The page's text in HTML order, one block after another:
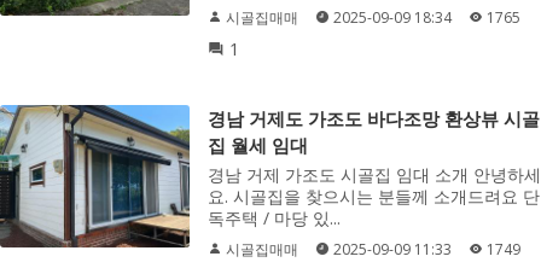
시골집매매 2025-09-09 18:34 1765
1
경남 거제도 가조도 바다조망 환상뷰 시골
집 월세 임대
경남 거제 가조도 시골집 임대 소개 안녕하세
요. 시골집을 찾으시는 분들께 소개드려요 단
독주택 / 마당 있...
시골집매매 2025-09-09 11:33 1749